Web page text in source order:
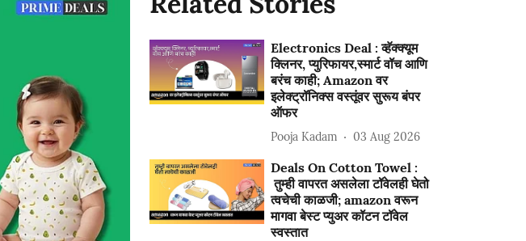
Electronics Deal : व्हॅक्क्यूम
क्लिनर, प्युरिफायर,स्मार्ट वॉच आणि
बरंच काही; Amazon वर
इलेक्ट्रॉनिक्स वस्तूंवर सुरूय बंपर
ऑफर
Pooja Kadam 03 Aug 2026
Deals On Cotton Towel :
तुम्ही वापरत असलेला टॉवेलही घेतो
त्वचेची काळजी; amazon वरून
मागवा बेस्ट प्युअर कॉटन टॉवेल
स्वस्तात